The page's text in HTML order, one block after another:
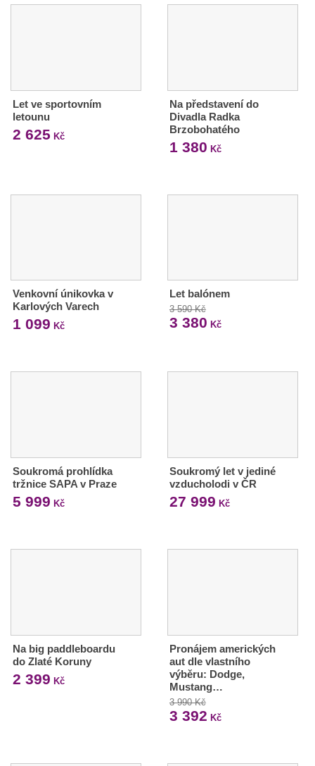
Let ve sportovním
letounu
2 625 Kč
Na představení do
Divadla Radka
Brzobohatého
1 380 Kč
Venkovní únikovka v
Karlových Varech
1 099 Kč
Let balónem
3 590 Kč
3 380 Kč
Soukromá prohlídka
tržnice SAPA v Praze
5 999 Kč
Soukromý let v jediné
vzducholodi v ČR
27 999 Kč
Na big paddleboardu
do Zlaté Koruny
2 399 Kč
Pronájem amerických
aut dle vlastního
výběru: Dodge,
Mustang…
3 990 Kč
3 392 Kč